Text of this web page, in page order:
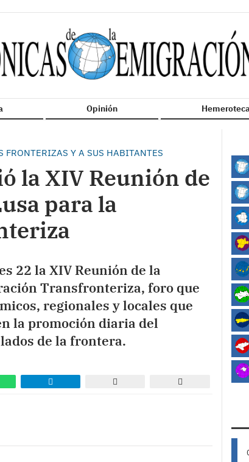
Opinión
FRONTERIZAS Y A SUS HABITANTES
la XIV Reunión de
para la
22 la XIV Reunión de la
Transfronteriza, foro que
regionales y locales que
la promoción diaria del
de la frontera.